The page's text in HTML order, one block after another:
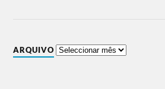
ARQUIVO